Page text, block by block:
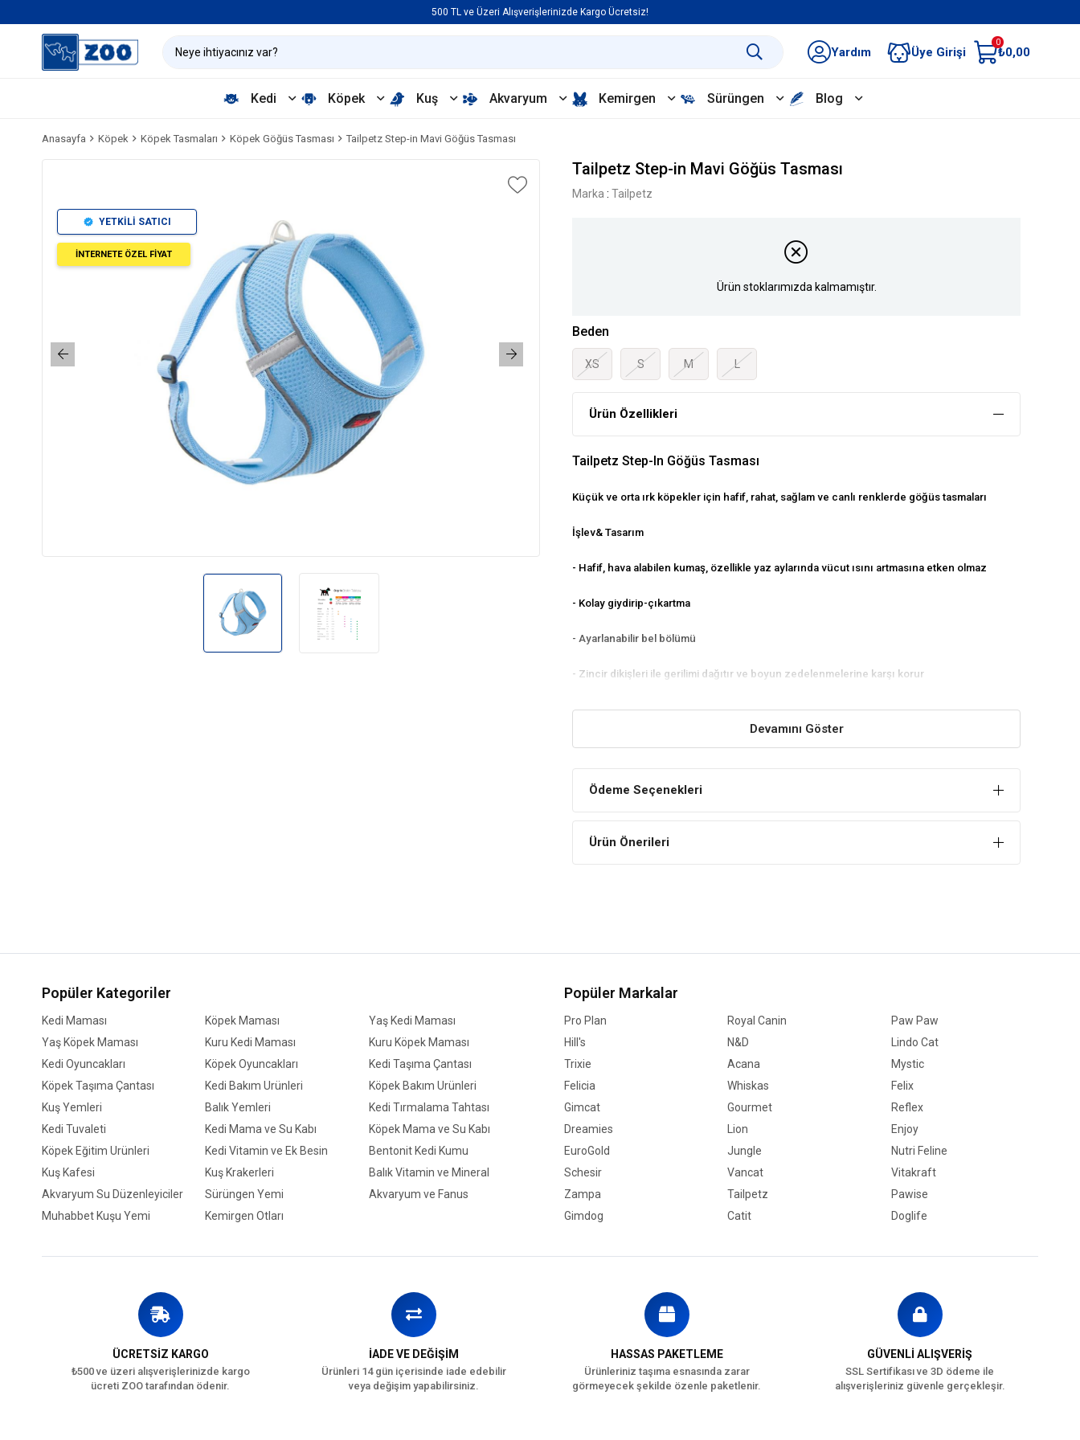
500 TL ve Üzeri Alışverişlerinizde Kargo Ücretsiz!
Yardım Üye Girişi
0
₺0,00
Kedi Köpek Kuş Akvaryum Kemirgen Sürüngen Blog
Anasayfa Köpek Köpek Tasmaları Köpek Göğüs Tasması Tailpetz Step-in Mavi Göğüs Tasması
YETKİLİ SATICI
İNTERNETE ÖZEL FİYAT
Tailpetz Step-in Mavi Göğüs Tasması
Marka : Tailpetz
Ürün stoklarımızda kalmamıştır.
Beden
XS S M L
Ürün Özellikleri
Tailpetz Step-In Göğüs Tasması
Küçük ve orta ırk köpekler için hafif, rahat, sağlam ve canlı renklerde göğüs tasmaları
İşlev& Tasarım
- Hafif, hava alabilen kumaş, özellikle yaz aylarında vücut ısını artmasına etken olmaz
- Kolay giydirip-çıkartma
- Ayarlanabilir bel bölümü
- Zincir dikişleri ile gerilimi dağıtır ve boyun zedelenmelerine karşı korur
- Yansıtıcı şeritler ile karanlıkta ekstra güvenlik sağlar
- 1,5kg- 14kg arası uygundur
Devamını Göster
Ödeme Seçenekleri
Ürün Önerileri
Popüler Kategoriler
Kedi Maması Köpek Maması
Yaş Kedi Maması
Yaş Köpek Maması
Kuru Kedi Maması
Kuru Köpek Maması
Kedi Oyuncakları
Köpek Oyuncakları
Kedi Taşıma Çantası
Köpek Taşıma Çantası
Kedi Bakım Ürünleri
Köpek Bakım Ürünleri
Kuş Yemleri
Balık Yemleri
Kedi Tırmalama Tahtası
Kedi Tuvaleti
Kedi Mama ve Su Kabı
Köpek Mama ve Su Kabı
Köpek Eğitim Ürünleri
Kedi Vitamin ve Ek Besin
Bentonit Kedi Kumu
Kuş Kafesi
Kuş Krakerleri
Balık Vitamin ve Mineral
Akvaryum Su Düzenleyiciler
Sürüngen Yemi
Akvaryum ve Fanus
Muhabbet Kuşu Yemi
Kemirgen Otları
Popüler Markalar
Pro Plan Royal Canin
Paw Paw
Hill's
N&D
Lindo Cat
Trixie
Acana
Mystic
Felicia
Whiskas
Felix
Gimcat
Gourmet
Reflex
Dreamies
Lion
Enjoy
EuroGold
Jungle
Nutri Feline
Schesir
Vancat
Vitakraft
Zampa
Tailpetz
Pawise
Gimdog
Catit Doglife
ÜCRETSİZ KARGO
₺500 ve üzeri alışverişlerinizde kargo
ücreti ZOO tarafından ödenir.
İADE VE DEĞİŞİM
Ürünleri 14 gün içerisinde iade edebilir
veya değişim yapabilirsiniz.
HASSAS PAKETLEME
Ürünleriniz taşıma esnasında zarar
görmeyecek şekilde özenle paketlenir.
GÜVENLİ ALIŞVERİŞ
SSL Sertifikası ve 3D ödeme ile
alışverişleriniz güvenle gerçekleşir.